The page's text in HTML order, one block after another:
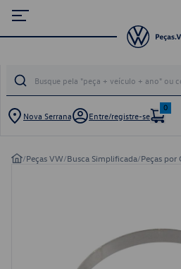
Nova Serrana Entre/registre-se
0
/Peças VW/Busca Simplificada/Peças por